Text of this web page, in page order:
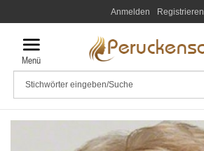
Anmelden Registrieren